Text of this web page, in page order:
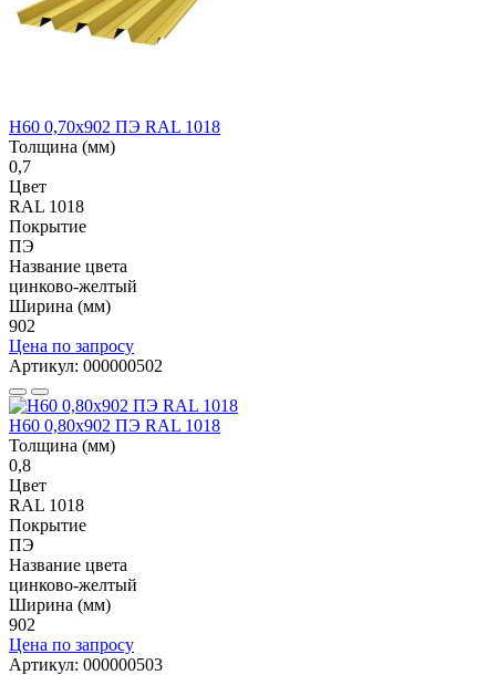
Н60 0,70x902 ПЭ RAL 1018
Толщина (мм)
0,7
Цвет
RAL 1018
Покрытие
ПЭ
Название цвета
цинково-желтый
Ширина (мм)
902
Цена по запросу
Артикул: 000000502
Н60 0,80x902 ПЭ RAL 1018
Толщина (мм)
0,8
Цвет
RAL 1018
Покрытие
ПЭ
Название цвета
цинково-желтый
Ширина (мм)
902
Цена по запросу
Артикул: 000000503